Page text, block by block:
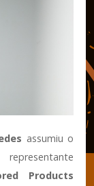
assumiu o
Products